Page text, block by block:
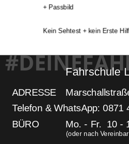
(oder nach
+ Passbild
Kein Sehtest + kein Erste
Fahrschule
ADRESSE
Telefon & WhatsApp: 0871
BÜRO
Mo. - Fr.
10 -